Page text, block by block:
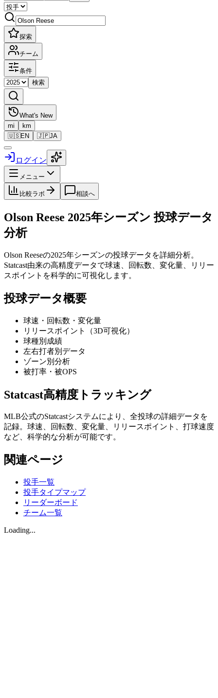
探索
チーム
条件
検索
What's New
mi
km
🇺🇸EN 🇯🇵JA
ログイン
メニュー
比較ラボ 相談へ
Olson Reese 2025年シーズン 投球データ
分析
Olson Reeseの2025年シーズンの投球データを詳細分析。
Statcast由来の高精度データで球速、回転数、変化量、リリー
スポイントを科学的に可視化します。
投球データ概要
球速・回転数・変化量
リリースポイント（3D可視化）
球種別成績
左右打者別データ
ゾーン別分析
被打率・被OPS
Statcast高精度トラッキング
MLB公式のStatcastシステムにより、全投球の詳細データを
記録。球速、回転数、変化量、リリースポイント、打球速度
など、科学的な分析が可能です。
関連ページ
投手一覧
投手タイプマップ
リーダーボード
チーム一覧
Loading...